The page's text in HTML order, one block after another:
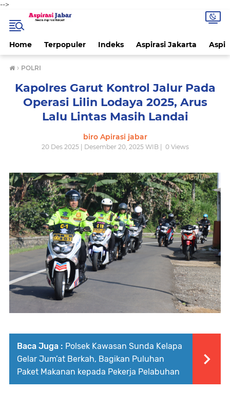
-->
Home Terpopuler Indeks Aspirasi Jakarta
› POLRI
Kapolres Garut Kontrol Jalur Pada
Operasi Lilin Lodaya 2025, Arus
Lalu Lintas Masih Landai
biro Apirasi jabar
20 Des 2025 | Desember 20, 2025 WIB | 0Views
Baca Juga : Polsek Kawasan Sunda Kelapa
Gelar Jum’at Berkah, Bagikan Puluhan
Paket Makanan kepada Pekerja Pelabuhan